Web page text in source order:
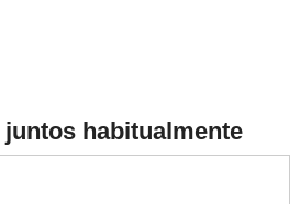
habitualmente